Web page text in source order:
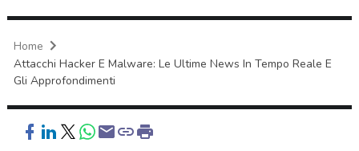
Home
Attacchi Hacker E Malware: Le Ultime News In Tempo Reale E
Gli Approfondimenti